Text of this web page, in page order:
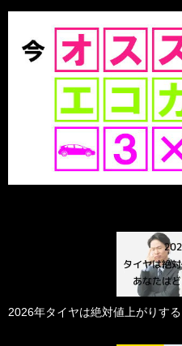
2026年タイヤは絶対値上がりする